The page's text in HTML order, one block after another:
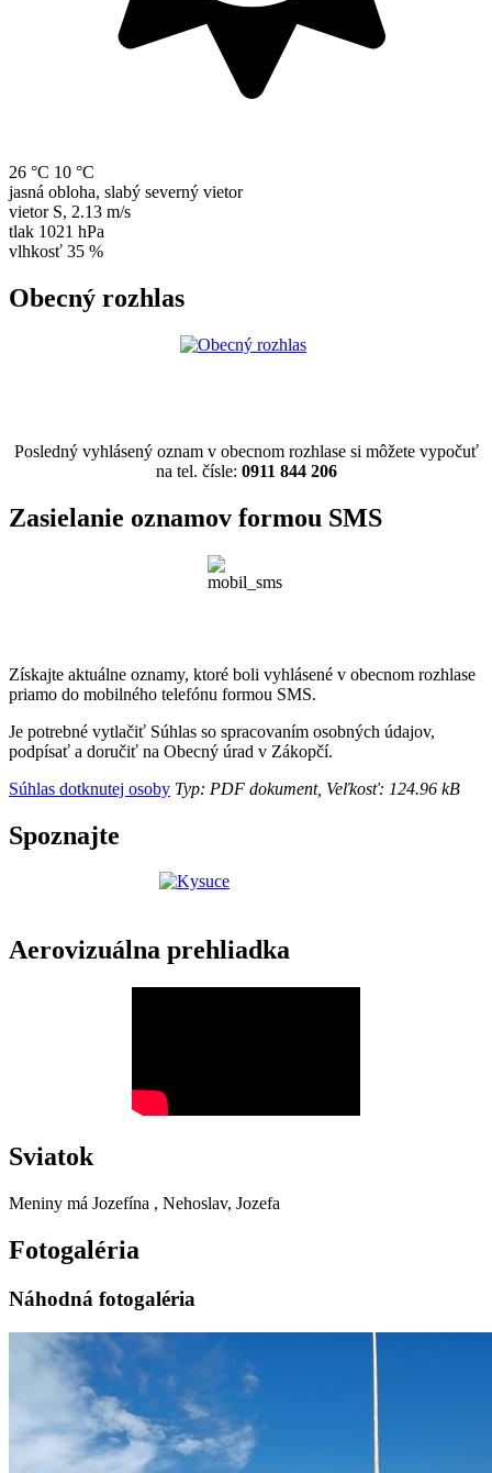
26 °C 10 °C
jasná obloha, slabý severný vietor
vietor S, 2.13 m/s
tlak 1021 hPa
vlhkosť 35 %
Obecný rozhlas
Posledný vyhlásený oznam v obecnom rozhlase si môžete vypočuť
na tel. čísle: 0911 844 206
Zasielanie oznamov formou SMS
Získajte aktuálne oznamy, ktoré boli vyhlásené v obecnom rozhlase
priamo do mobilného telefónu formou SMS.
Je potrebné vytlačiť Súhlas so spracovaním osobných údajov,
podpísať a doručiť na Obecný úrad v Zákopčí.
Súhlas dotknutej osoby Typ: PDF dokument, Veľkosť: 124.96 kB
Spoznajte
Aerovizuálna prehliadka
Sviatok
Meniny má Jozefína , Nehoslav, Jozefa
Fotogaléria
Náhodná fotogaléria